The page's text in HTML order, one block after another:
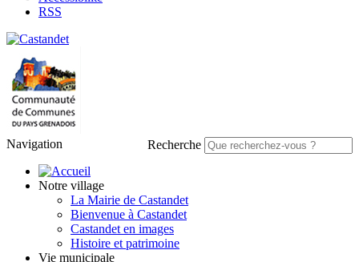
RSS
Recherche
Navigation
Notre village
La Mairie de Castandet
Bienvenue à Castandet
Castandet en images
Histoire et patrimoine
Vie municipale